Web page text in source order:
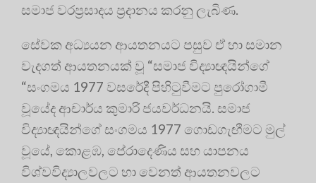
සමාජ වරප්‍රසාදය ප්‍රදානය කරනු ලැබිණ.
සේවක අධ්‍යයන ආයතනයට පසුව ඒ හා සමාන
වැදගත් ආයතනයක් වූ “සමාජ විද්‍යාඥයින්ගේ
“සංගමය 1977 වසරේදී පිහිටුවීමට පුරෝගාමී
වූයේද ආචාර්ය කුමාරි ජයවර්ධනයි. සමාජ
විද්‍යාඥයින්ගේ සංගමය 1977 ගොඩගැඟීමට මුල්
වූයේ, කොළඹ, පේරාදෙණිය සහ යාපනය
විශ්වවිද්‍යාලවලට හා වෙනත් ආයතනවලට